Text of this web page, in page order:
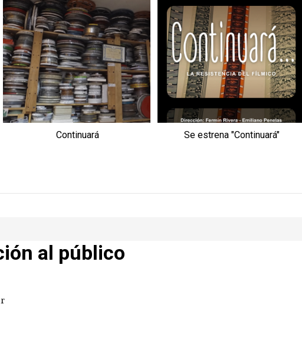
Continuará Se estrena "Continuará"
al público